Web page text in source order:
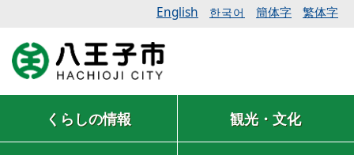
English 한국어 簡体字 繁体字
くらしの情報 観光・文化